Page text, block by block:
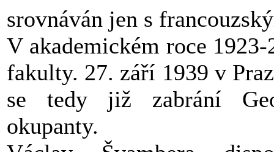
srovnáván jen s
V akademickém roce 1923-
fakulty. 27. září 1939 v
se tedy již zabrání
okupanty.